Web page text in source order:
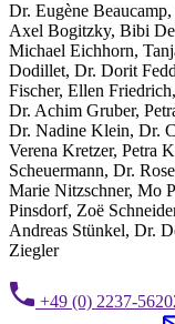
Dr. Eugène
Axel Bogitzky, Bibi
Michael Eichhorn,
Dodillet, Dr. Dorit
Fischer, Ellen
Dr. Achim Gruber,
Dr. Nadine Klein, Dr.
Verena Kretzer, Petra
Scheuermann, Dr.
Marie Nitzschner, Mo
Pinsdorf, Zoë
Andreas Stünkel, Dr.
Ziegler
+49 (0) 2237-